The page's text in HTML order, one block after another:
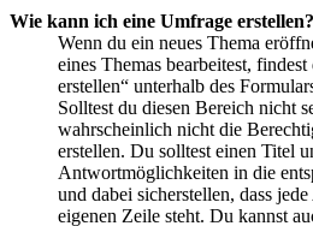
Wie kann ich eine Umfrage erstellen?
Wenn du ein neues Thema
eines Themas bearbeitest,
erstellen“ unterhalb des
Solltest du diesen Bereich nicht
wahrscheinlich nicht die
erstellen. Du solltest einen Titel
Antwortmöglichkeiten in die
und dabei sicherstellen, dass
eigenen Zeile steht. Du kannst